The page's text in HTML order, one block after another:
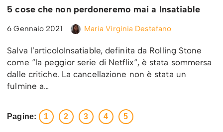
5 cose che non perdoneremo mai a Insatiable
6 Gennaio 2021 Maria Virginia Destefano
Salva l’articoloInsatiable, definita da Rolling Stone
come “la peggior serie di Netflix“, è stata sommersa
dalle critiche. La cancellazione non è stata un
fulmine a…
Pagine: 1 2 3 4 5